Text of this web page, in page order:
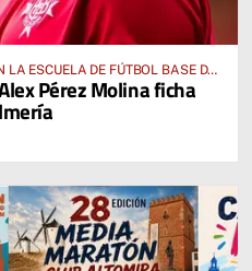
LA ESCUELA DE FÚTBOL BASE DE
Pérez Molina ficha